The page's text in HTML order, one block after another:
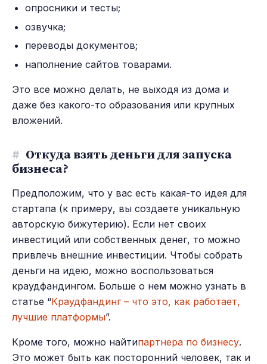
опросники и тесты;
озвучка;
переводы документов;
наполнение сайтов товарами.
Это все можно делать, не выходя из дома и
даже без какого-то образования или крупных
вложений.
# Откуда взять деньги для запуска
бизнеса?
Предположим, что у вас есть какая-то идея для
стартапа (к примеру, вы создаете уникальную
авторскую бижутерию). Если нет своих
инвестиций или собственных денег, то можно
привлечь внешние инвестиции. Чтобы собрать
деньги на идею, можно воспользоваться
краудфандингом. Больше о нем можно узнать в
статье “Краудфандинг – что это, как работает,
лучшие платформы”.
Кроме того, можно найтипартнера по бизнесу.
Это может быть как посторонний человек, так и